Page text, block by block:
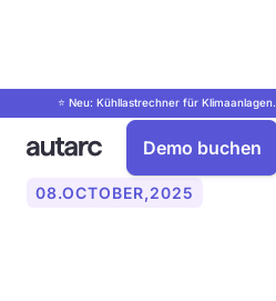
⭐ Neu: Kühllastrechner für Klimaanlagen.
Demo buchen
08.OCTOBER,2025